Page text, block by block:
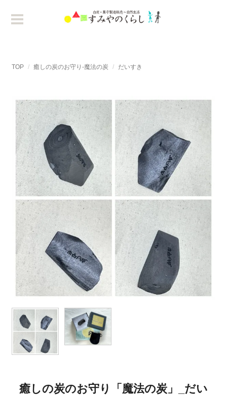
TOP 癒しの炭のお守り-魔法の炭 だいすき
癒しの炭のお守り「魔法の炭」_だい